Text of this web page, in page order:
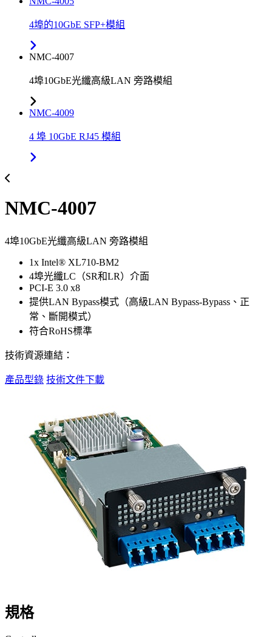
4埠的10GbE SFP+模組
NMC-4007
4埠10GbE光纖高級LAN 旁路模組
NMC-4009
4 埠 10GbE RJ45 模組
NMC-4007
4埠10GbE光纖高級LAN 旁路模組
1x Intel® XL710-BM2
4埠光纖LC（SR和LR）介面
PCI-E 3.0 x8
提供LAN Bypass模式（高級LAN Bypass-Bypass、正
常、斷開模式）
符合RoHS標準
技術資源連結：
產品型錄 技術文件下載
規格